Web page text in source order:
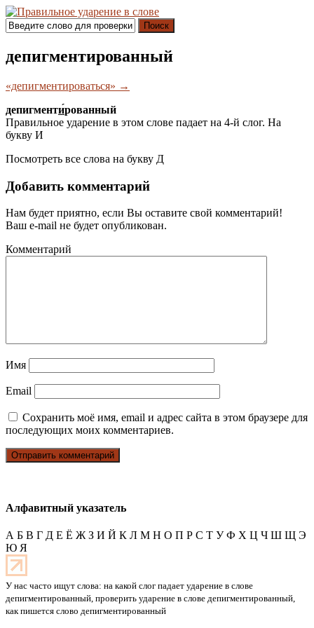
Поиск
депигментированный
«депигментироваться» →
депигменти́рованный
Правильное ударение в этом слове падает на 4-й слог. На
букву И
Посмотреть все слова на букву Д
Добавить комментарий
Нам будет приятно, если Вы оставите свой комментарий!
Ваш e-mail не будет опубликован.
Комментарий
Имя
Email
Сохранить моё имя, email и адрес сайта в этом браузере для
последующих моих комментариев.
Алфавитный указатель
А Б В Г Д Е Ё Ж З И Й К Л М Н О П Р С Т У Ф Х Ц Ч Ш Щ Э
Ю Я
У нас часто ищут слова: на какой слог падает ударение в слове
депигментированный, проверить ударение в слове депигментированный,
как пишется слово депигментированный